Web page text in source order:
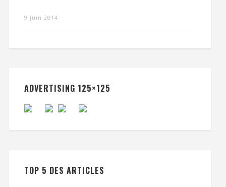
9 juin 2014
ADVERTISING 125×125
TOP 5 DES ARTICLES